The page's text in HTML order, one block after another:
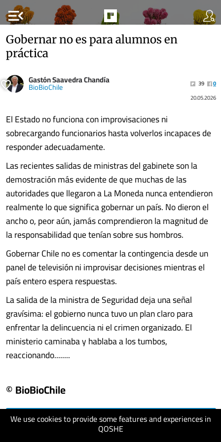
menu_open
We use cookies to provide some features and experiences in
QOSHE
Gobernar no es para alumnos en
práctica
Gastón Saavedra Chandía
BioBioChile 39
0
20.05.2026
El Estado no funciona con improvisaciones ni
sobrecargando funcionarios hasta volverlos incapaces de
responder adecuadamente.
Las recientes salidas de ministras del gabinete son la
demostración más evidente de que muchas de las
autoridades que llegaron a La Moneda nunca entendieron
realmente lo que significa gobernar un país. No dieron el
ancho o, peor aún, jamás comprendieron la magnitud de
la responsabilidad que tenían sobre sus hombros.
Gobernar Chile no es comentar la contingencia desde un
panel de televisión ni improvisar decisiones mientras el
país entero espera respuestas.
La salida de la ministra de Seguridad deja una señal
gravísima: el gobierno nunca tuvo un plan claro para
enfrentar la delincuencia ni el crimen organizado. El
ministerio caminaba y hablaba a los tumbos,
reaccionando........
© BioBioChile
visit website